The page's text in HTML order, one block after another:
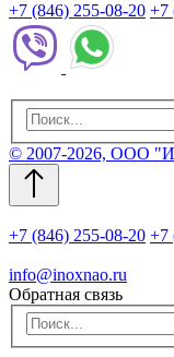
+7 (846) 255-08-20 +7
© 2007-2026, ООО
+7 (846) 255-08-20 +7
info@inoxnao.ru
Обратная связь